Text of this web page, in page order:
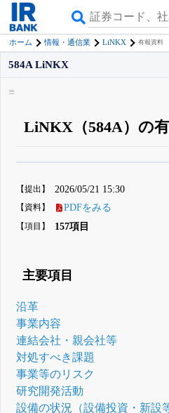
ホーム 情報・通信業 LiNKX 有報資料
584A LiNKX
LiNKX（584A）の
詳しく見られる無料でβ版を
登録すると永久30%OFFと米
【提出】 2026/05/21 15:30
【資料】 PDFをみる
【項目】 157項目
主要項目
沿革
事業内容
連結会社・親会社等
対処すべき課題
事業等のリスク
研究開発活動
設備の状況（設備投資・新設